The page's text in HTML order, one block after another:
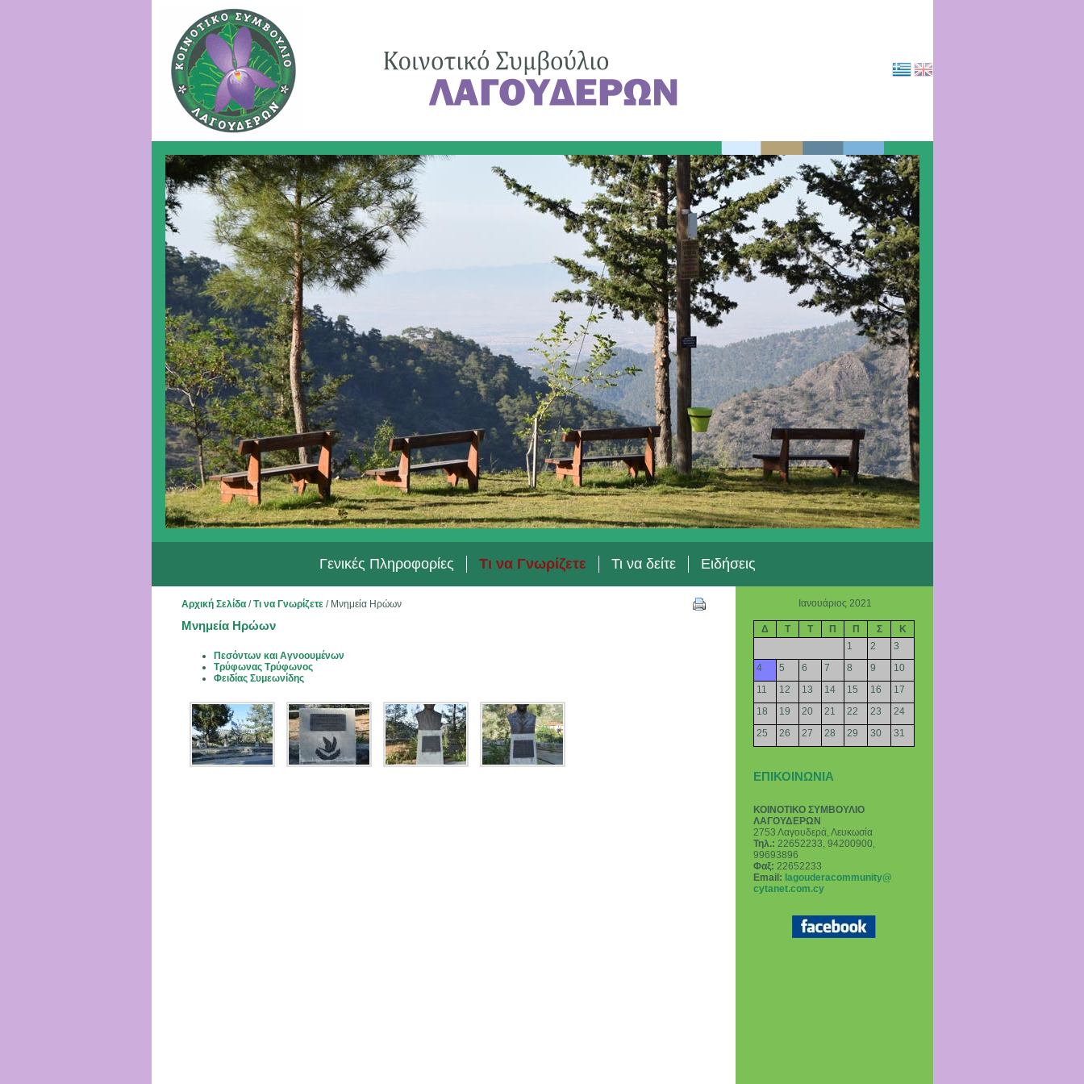
Γενικές Πληροφορίες Τι να Γνωρίζετε Τι να δείτε Ειδήσεις
Αρχική Σελίδα/Τι να Γνωρίζετε/ Μνημεία Ηρώων
Μνημεία Ηρώων
Πεσόντων και Αγνοουμένων
Τρύφωνας Τρύφωνος
Φειδίας Συμεωνίδης
Ιανουάριος 2021
Δ Τ Τ Π Π Σ
Κ
1
2
3
4
5 6 7 8 9
10
11
12 13 14 15 16
17
18
19 20 21 22 23
24
25
26 27 28 29 30 31
ΕΠΙΚΟΙΝΩΝΙΑ
ΚΟΙΝΟΤΙΚΟ ΣΥΜΒΟΥΛΙΟ
ΛΑΓΟΥΔΕΡΩΝ
2753 Λαγουδερά, Λευκωσία
Τηλ.: 22652233, 94200900,
99693896
Φαξ: 22652233
Email : lagouderacommunity@
cytanet.com.cy